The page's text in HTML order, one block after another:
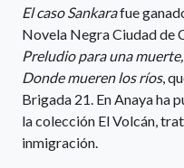
El caso Sankarafue
Novela Negra Ciudad de
Preludio para una
Donde mueren los ríos,
Brigada 21. En Anaya ha
la colección El Volcán,
inmigración.